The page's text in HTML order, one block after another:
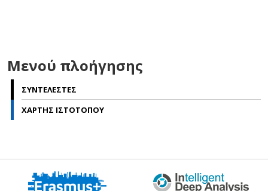
Μενού πλοήγησης
ΣΥΝΤΕΛΕΣΤΕΣ
ΧΑΡΤΗΣ ΙΣΤΟΤΟΠΟΥ